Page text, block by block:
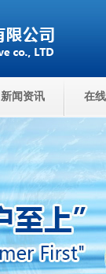
新闻资讯 在